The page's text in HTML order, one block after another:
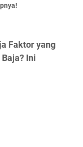
Faktor yang
Ini